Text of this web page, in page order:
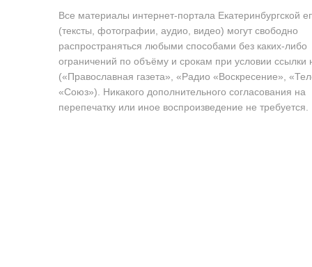
Все материалы интернет-портала Екатеринбургской
(тексты, фотографии, аудио, видео) могут свободно
распространяться любыми способами без каких-либо
ограничений по объёму и срокам при условии ссылки
(«Православная газета», «Радио «Воскресение»,
«Союз»). Никакого дополнительного согласования на
перепечатку или иное воспроизведение не требуется.